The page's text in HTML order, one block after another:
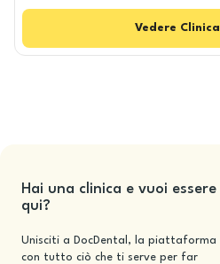
Vedere Clinica
Hai una clinica e vuoi essere
qui?
Unisciti a DocDental, la piattaforma
con tutto ciò che ti serve per far